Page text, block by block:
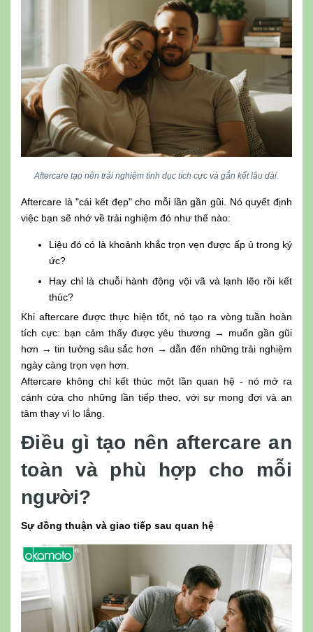
Aftercare tạo nên trải nghiệm tình dục tích cực và gắn kết lâu dài.
Aftercare là "cái kết đẹp" cho mỗi lần gần gũi. Nó quyết định
việc bạn sẽ nhớ về trải nghiệm đó như thế nào:
Liệu đó có là khoảnh khắc trọn vẹn được ấp ủ trong ký
ức?
Hay chỉ là chuỗi hành động vội vã và lạnh lẽo rồi kết
thúc?
Khi aftercare được thực hiện tốt, nó tạo ra vòng tuần hoàn
tích cực: bạn cảm thấy được yêu thương → muốn gần gũi
hơn → tin tưởng sâu sắc hơn → dẫn đến những trải nghiệm
ngày càng trọn vẹn hơn.
Aftercare không chỉ kết thúc một lần quan hệ - nó mở ra
cánh cửa cho những lần tiếp theo, với sự mong đợi và an
tâm thay vì lo lắng.
Điều gì tạo nên aftercare an
toàn và phù hợp cho mỗi
người?
Sự đồng thuận và giao tiếp sau quan hệ